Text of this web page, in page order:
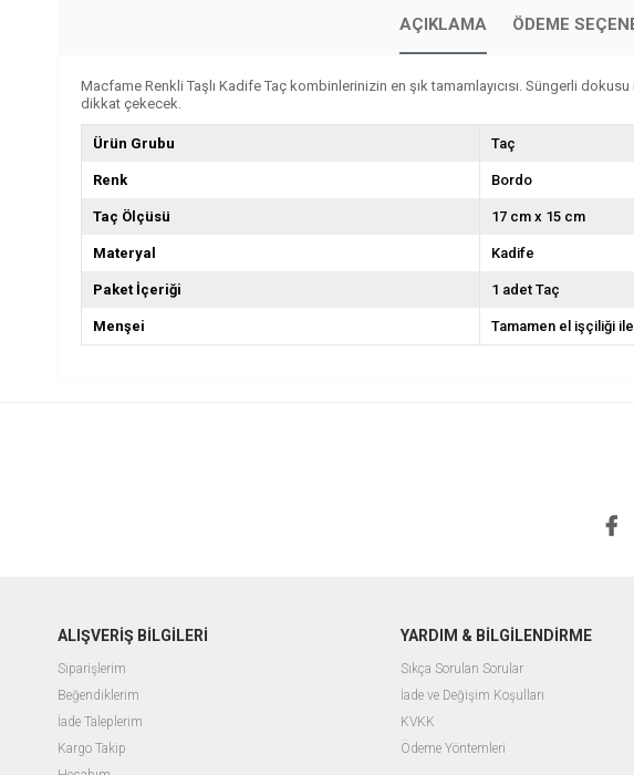
AÇIKLAMA ÖDEME
Macfame Renkli Taşlı Kadife Taç kombinlerinizin en şık tamamlayıcısı. Süngerli
dikkat çekecek.
Ürün Grubu Taç
Renk Bordo
Taç Ölçüsü 17 cm x 15 cm
Materyal Kadife
Paket İçeriği 1 adet Taç
Menşei Tamamen el işçiliği
ALIŞVERİŞ BİLGİLERİ
Siparişlerim
Beğendiklerim
İade Taleplerim
Kargo Takip
YARDIM & BİLGİLENDİRME
Sıkça Sorulan Sorular
İade ve Değişim Koşulları
KVKK
Ödeme Yöntemleri